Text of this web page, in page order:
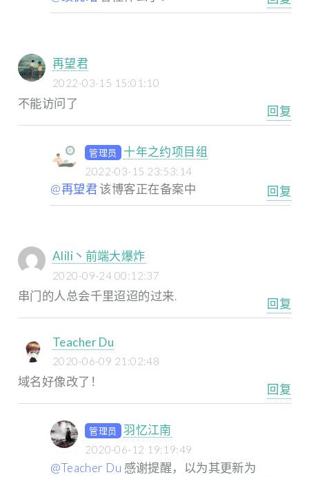
再望君
2022-03-15 15:01:10
不能访问了
回复
管理员 十年之约项目组
2022-03-15 23:53:14
@再望君该博客正在备案中 回复
Alili丶前端大爆炸
2020-09-24 00:12:37
串门的人总会千里迢迢的过来.
回复
Teacher Du
2020-06-09 21:02:48
域名好像改了！
回复
管理员 羽忆江南
2020-06-12 19:19:49
@Teacher Du 感谢提醒，以为其更新为